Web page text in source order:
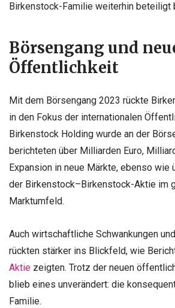
Birkenstock-Familie weiterhin beteiligt
Börsengang und
Öffentlichkeit
Mit dem Börsengang 2023 rückte
in den Fokus der internationalen
Birkenstock Holding wurde an der
berichteten über Milliarden Euro,
Expansion in neue Märkte, ebenso wie
der Birkenstock–Birkenstock-Aktie im
Marktumfeld.
Auch wirtschaftliche Schwankungen
rückten stärker ins Blickfeld, wie
Aktie zeigten. Trotz der neuen
blieb eines unverändert: die
Familie.